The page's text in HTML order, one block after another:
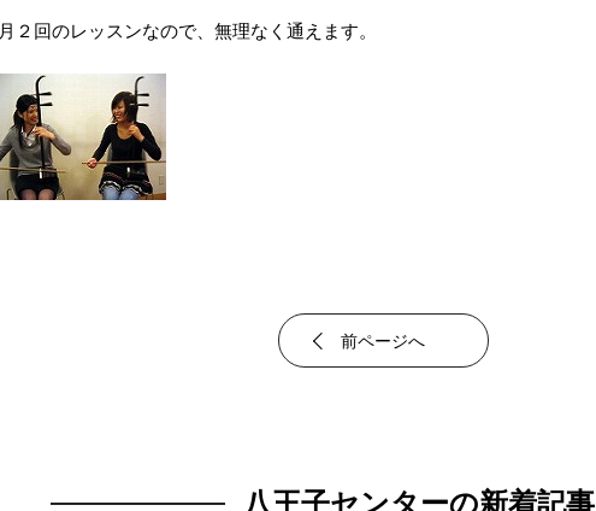
月２回のレッスンなので、無理なく通えます。
前ページへ
八王子センターの新着記事